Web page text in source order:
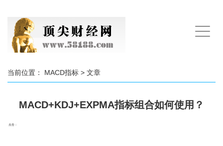
手
机
当前位置： MACD指标 > 文章
MACD+KDJ+EXPMA指标组合如何使用？
点击：